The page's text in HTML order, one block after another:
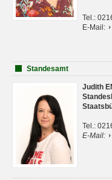
Tel.:
E-Mail:
Standesamt
Judith
Tel.:
E-Mail: